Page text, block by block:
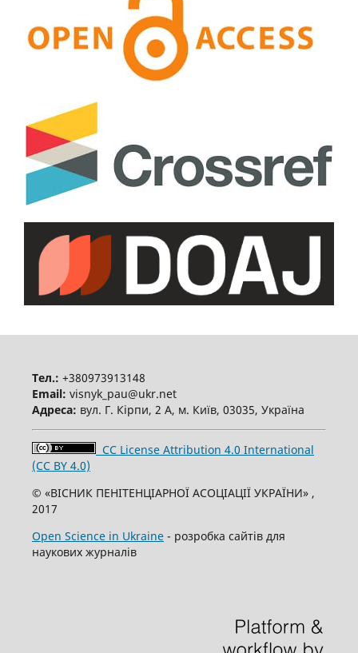
Тел.: +380973913148
Email: visnyk_pau@ukr.net
Адреса: вул. Г. Кірпи, 2 А, м. Київ, 03035, Україна
CC License Attribution 4.0 International
(CC BY 4.0)
© «ВІСНИК ПЕНІТЕНЦІАРНОЇ АСОЦІАЦІЇ УКРАЇНИ» ,
2017
Open Science in Ukraine- розробка сайтів для
наукових журналів